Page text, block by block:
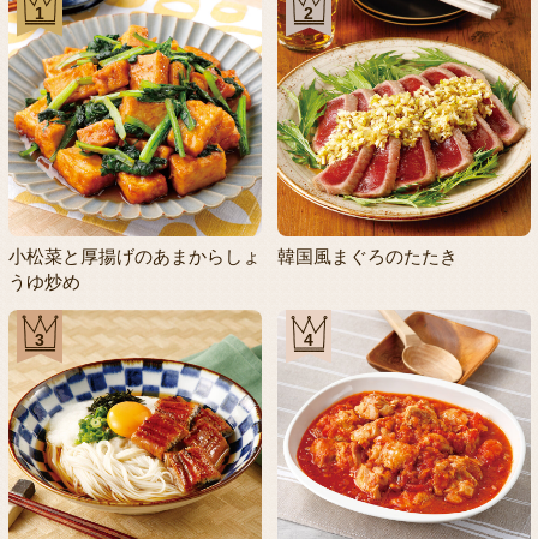
1
小松菜と厚揚げのあまからしょ
うゆ炒め
2
韓国風まぐろのたたき
3 4